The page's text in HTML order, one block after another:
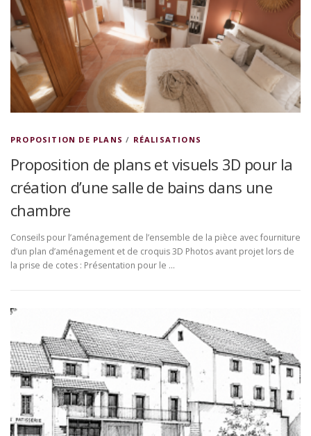
PROPOSITION DE PLANS / RÉALISATIONS
Proposition de plans et visuels 3D pour la
création d’une salle de bains dans une
chambre
Conseils pour l’aménagement de l’ensemble de la pièce avec fourniture
d’un plan d’aménagement et de croquis 3D Photos avant projet lors de
la prise de cotes : Présentation pour le …